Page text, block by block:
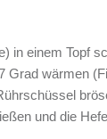
in einem Topf
Grad wärmen
und die